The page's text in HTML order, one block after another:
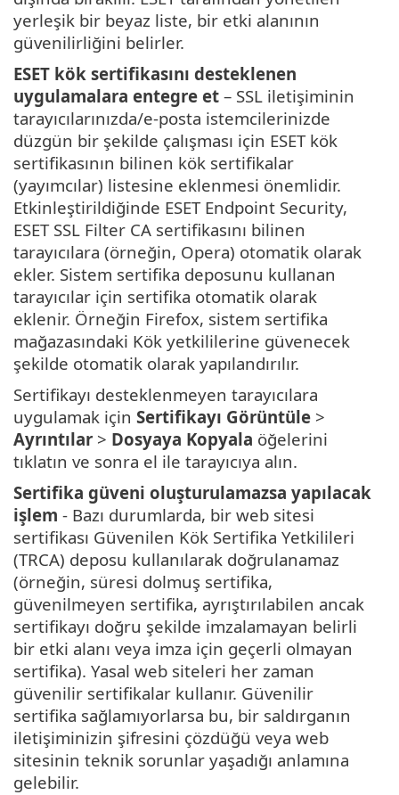
yerleşik bir beyaz liste, bir etki alanının
güvenilirliğini belirler.
ESET kök sertifikasını desteklenen
uygulamalara entegre et – SSL iletişiminin
tarayıcılarınızda/e-posta istemcilerinizde
düzgün bir şekilde çalışması için ESET kök
sertifikasının bilinen kök sertifikalar
(yayımcılar) listesine eklenmesi önemlidir.
Etkinleştirildiğinde ESET Endpoint Security,
ESET SSL Filter CA sertifikasını bilinen
tarayıcılara (örneğin, Opera) otomatik olarak
ekler. Sistem sertifika deposunu kullanan
tarayıcılar için sertifika otomatik olarak
eklenir. Örneğin Firefox, sistem sertifika
mağazasındaki Kök yetkililerine güvenecek
şekilde otomatik olarak yapılandırılır.
Sertifikayı desteklenmeyen tarayıcılara
uygulamak için Sertifikayı Görüntüle >
Ayrıntılar > Dosyaya Kopyala öğelerini
tıklatın ve sonra el ile tarayıcıya alın.
Sertifika güveni oluşturulamazsa yapılacak
işlem - Bazı durumlarda, bir web sitesi
sertifikası Güvenilen Kök Sertifika Yetkilileri
(TRCA) deposu kullanılarak doğrulanamaz
(örneğin, süresi dolmuş sertifika,
güvenilmeyen sertifika, ayrıştırılabilen ancak
sertifikayı doğru şekilde imzalamayan belirli
bir etki alanı veya imza için geçerli olmayan
sertifika). Yasal web siteleri her zaman
güvenilir sertifikalar kullanır. Güvenilir
sertifika sağlamıyorlarsa bu, bir saldırganın
iletişiminizin şifresini çözdüğü veya web
sitesinin teknik sorunlar yaşadığı anlamına
gelebilir.